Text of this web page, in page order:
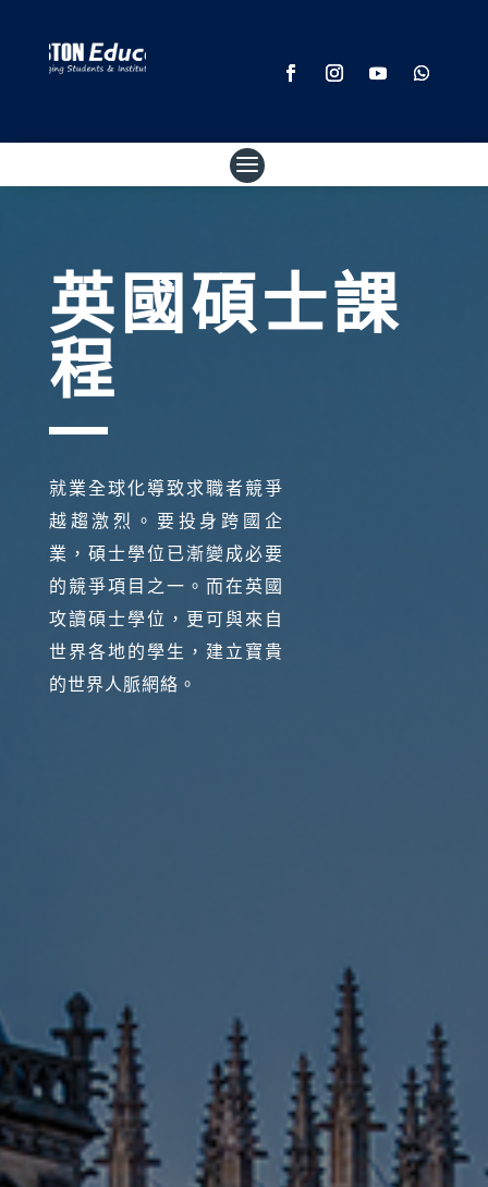
英國碩士課
程
就業全球化導致求職者競爭
越趨激烈。要投身跨國企
業，碩士學位已漸變成必要
的競爭項目之一。而在英國
攻讀碩士學位，更可與來自
世界各地的學生，建立寶貴
的世界人脈網絡。